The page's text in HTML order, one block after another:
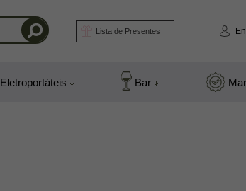
Lista de Presentes
Eletroportáteis Bar